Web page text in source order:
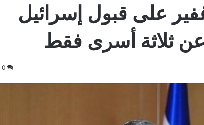
على قبول إسرائيل
ثلاثة أسرى فقط
0